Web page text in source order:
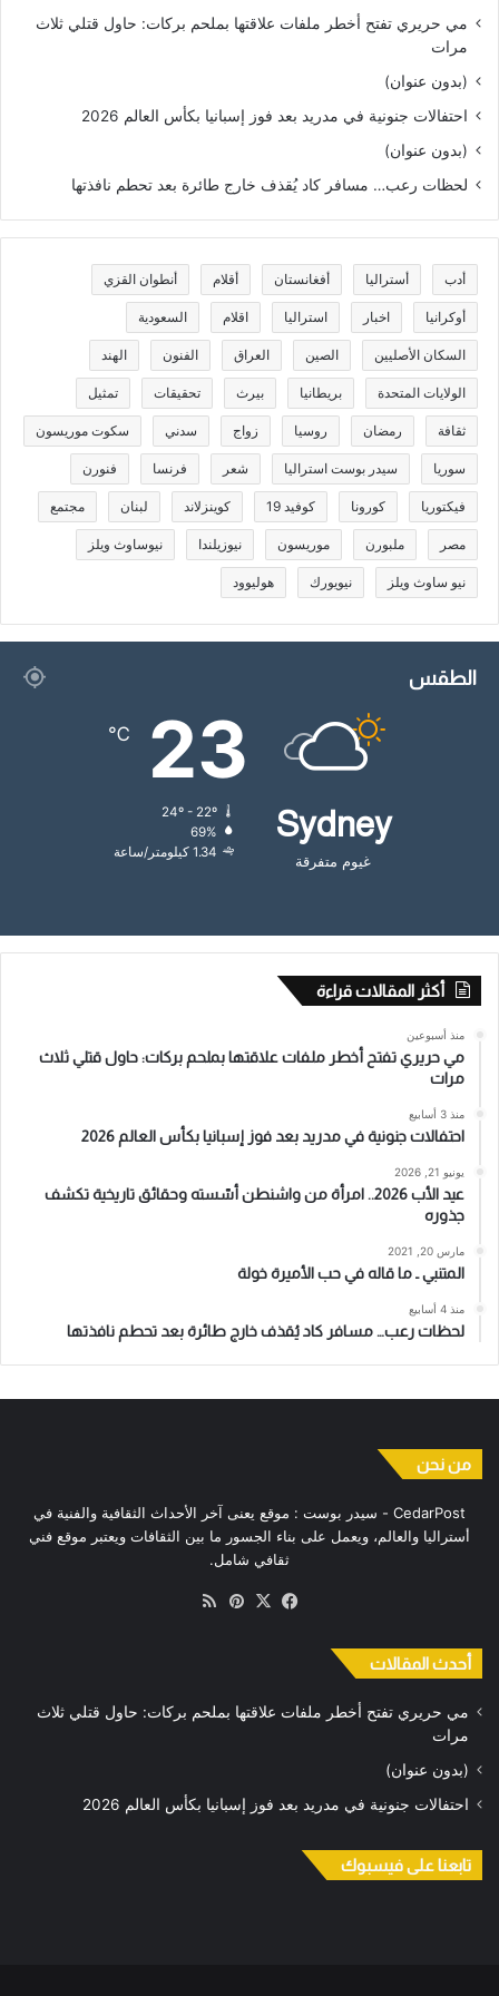
مي حريري تفتح أخطر ملفات علاقتها بملحم بركات: حاول قتلي ثلاث
مرات
(بدون عنوان)
احتفالات جنونية في مدريد بعد فوز إسبانيا بكأس العالم 2026
(بدون عنوان)
لحظات رعب… مسافر كاد يُقذف خارج طائرة بعد تحطم نافذتها
أدب أستراليا أفغانستان أقلام أنطوان القزي
أوكرانيا اخبار استراليا اقلام السعودية
السكان الأصليين الصين العراق الفنون الهند
الولايات المتحدة بريطانيا بيرث تحقيقات تمثيل
ثقافة رمضان روسيا زواج سدني سكوت موريسون
سوريا سيدر بوست استراليا شعر فرنسا فنورن
فيكتوريا كورونا كوفيد 19 كوينزلاند لبنان مجتمع
مصر ملبورن موريسون نيوزيلندا نيوساوث ويلز
نيو ساوث ويلز نيويورك هوليوود
الطقس
Sydney
غيوم متفرقة
23
℃
24º - 22º
69%
1.34 كيلومتر/ساعة
أكثر المقالات قراءة
منذ أسبوعين
مي حريري تفتح أخطر ملفات علاقتها بملحم بركات: حاول قتلي ثلاث
مرات
منذ 3 أسابيع
احتفالات جنونية في مدريد بعد فوز إسبانيا بكأس العالم 2026
يونيو 21, 2026
عيد الأب 2026.. امرأة من واشنطن أسّسته وحقائق تاريخية تكشف
جذوره
مارس 20, 2021
المتنبي ـ ما قاله في حب الأميرة خولة
منذ 4 أسابيع
لحظات رعب… مسافر كاد يُقذف خارج طائرة بعد تحطم نافذتها
من نحن
CedarPost - سيدر بوست : موقع يعنى آخر الأحداث الثقافية والفنية في
أستراليا والعالم، ويعمل على بناء الجسور ما بين الثقافات ويعتبر موقع فني
ثقافي شامل.
فيسبوك
‫X بينتيريست
أحدث المقالات
مي حريري تفتح أخطر ملفات علاقتها بملحم بركات: حاول قتلي ثلاث
مرات
(بدون عنوان)
احتفالات جنونية في مدريد بعد فوز إسبانيا بكأس العالم 2026
تابعنا على فيسبوك